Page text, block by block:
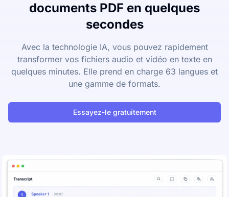
documents PDF en quelques
secondes
Avec la technologie IA, vous pouvez rapidement
transformer vos fichiers audio et vidéo en texte en
quelques minutes. Elle prend en charge 63 langues et
une gamme de formats.
Essayez-le gratuitement